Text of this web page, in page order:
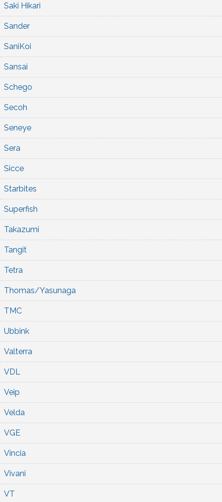
Saki Hikari
Sander
SaniKoi
Sansai
Schego
Secoh
Seneye
Sera
Sicce
Starbites
Superfish
Takazumi
Tangit
Tetra
Thomas/Yasunaga
TMC
Ubbink
Valterra
VDL
Veip
Velda
VGE
Vincia
Vivani
VT